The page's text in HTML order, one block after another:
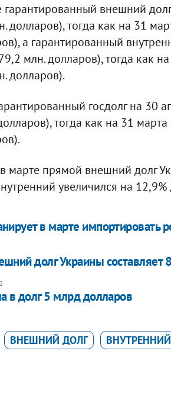
гарантированный внешний
долларов), тогда как на 31
а гарантированный
млн. долларов), тогда как
долларов).
госдолг на 30
тогда как на 31
марте прямой внешний долг
увеличился на
в марте импортировать
долг Украины составляет
в долг 5 млрд долларов
ВНЕШНИЙ ДОЛГ